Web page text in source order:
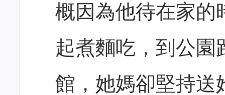
概因為他待在家的
起煮麵吃，到公園
館，她媽卻堅持送